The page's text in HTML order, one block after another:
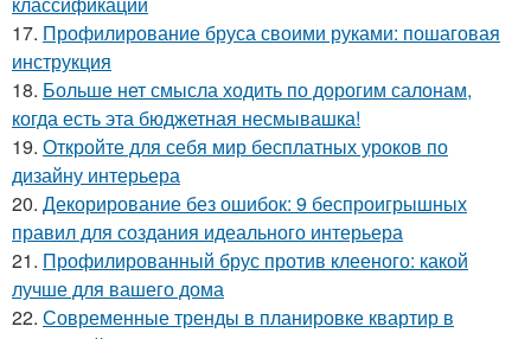
17. Профилирование бруса своими руками: пошаговая
инструкция
18. Больше нет смысла ходить по дорогим салонам,
когда есть эта бюджетная несмывашка!
19. Откройте для себя мир бесплатных уроков по
дизайну интерьера
20. Декорирование без ошибок: 9 беспроигрышных
правил для создания идеального интерьера
21. Профилированный брус против клееного: какой
лучше для вашего дома
22. Современные тренды в планировке квартир в